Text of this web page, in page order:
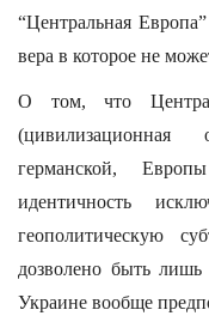
“Центральная
вера в которое не
О том, что
(цивилизационная
германской,
идентичность
геополитическую
дозволено быть
Украине вообще